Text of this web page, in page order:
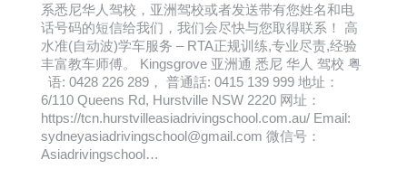
系悉尼华人驾校，亚洲驾校或者发送带有您姓名和电
话号码的短信给我们，我们会尽快与您取得联系！ 高
水准(自动波)学车服务 – RTA正规训练,专业尽责,经验
丰富教车师傅。 Kingsgrove 亚洲通 悉尼 华人 驾校 粤
语: 0428 226 289， 普通話: 0415 139 999 地址：
6/110 Queens Rd, Hurstville NSW 2220 网址：
https://tcn.hurstvilleasiadrivingschool.com.au/ Email:
sydneyasiadrivingschool@gmail.com 微信号：
Asiadrivingschool…